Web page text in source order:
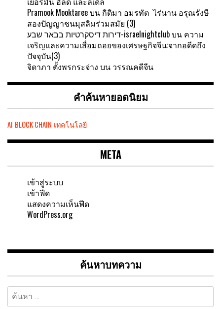
Pramook Mooktareeบน กิติมา อมรทัต ไร่นาน อรุณรังษี
สองปัญญาชนมุสลิมร่วมสมัย (3)
דירות דיסקרטיות בבאר שבע-israelnightclubบน ความ
เจริญและความเสื่อมถอยของเศรษฐกิจจีน:จากอดีดถึง
ปัจจุบัน(3)
จิดาภา ตั้งพรกระจ่าง บน วรรณคดีจีน
คำค้นหายอดนิยม
AI BLOCK CHAIN เทคโนโลยี
META
เข้าสู่ระบบ
เข้าฟีด
แสดงความเห็นฟีด
WordPress.org
ค้นหาบทความ
ค้นหา
สำหรับ: